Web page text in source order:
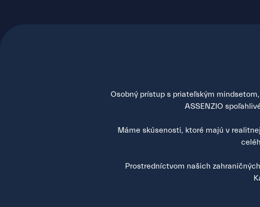
Osobný prístup s priateľským
ASSENZIO
Máme skúsenosti, ktoré majú v
Prostredníctvom našich